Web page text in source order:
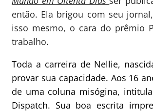
então. Ela brigou com seu
isso mesmo, o cara do prêmio
trabalho.
Toda a carreira de Nellie,
provar sua capacidade. Aos 16
de uma coluna misógina,
Dispatch. Sua boa escrita